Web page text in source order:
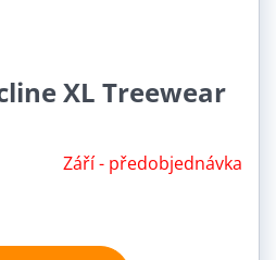
XL Treewear
Září - předobjednávka